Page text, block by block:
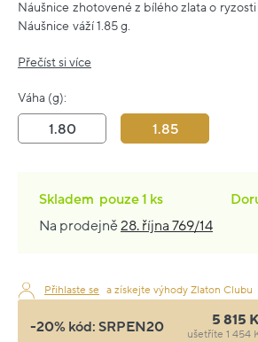
Náušnice zhotovené z bílého zlata o
Náušnice váží 1.85 g.
Přečíst si více
Váha (g):
1.80 1.85
Skladem pouze1 ks
Na prodejně28. října 769/14
Přihlaste se a získejte výhody Zlaton Clubu
-20% kód: SRPEN20 5 815
ušetříte 1 454